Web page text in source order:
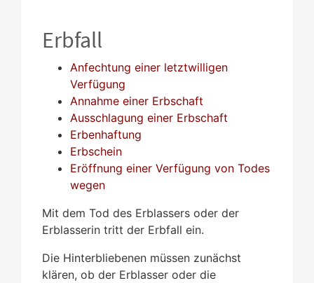
Erbfall
Anfechtung einer letztwilligen
Verfügung
Annahme einer Erbschaft
Ausschlagung einer Erbschaft
Erbenhaftung
Erbschein
Eröffnung einer Verfügung von Todes
wegen
Mit dem Tod des Erblassers oder der
Erblasserin tritt der Erbfall ein.
Die Hinterbliebenen müssen zunächst
klären, ob der Erblasser oder die